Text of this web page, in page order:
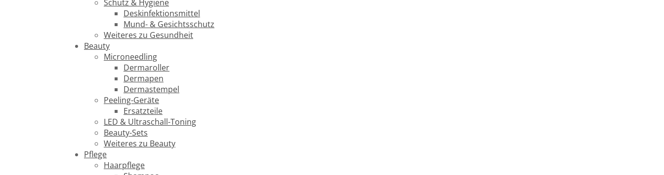
Schutz & Hygiene
Deskinfektionsmittel
Mund- & Gesichtsschutz
Weiteres zu Gesundheit
Beauty
Microneedling
Dermaroller
Dermapen
Dermastempel
Peeling-Geräte
Ersatzteile
LED & Ultraschall-Toning
Beauty-Sets
Weiteres zu Beauty
Pflege
Haarpflege